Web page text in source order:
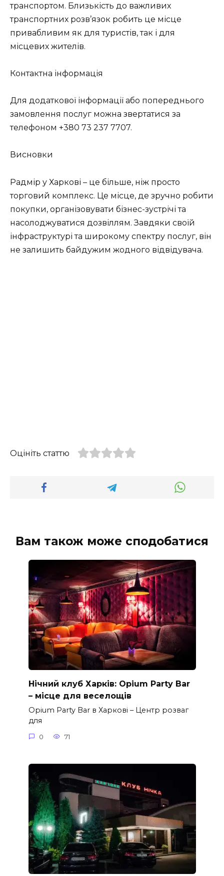
транспортом. Близькість до важливих
транспортних розв’язок робить це місце
привабливим як для туристів, так і для
місцевих жителів.
Контактна інформація
Для додаткової інформації або попереднього
замовлення послуг можна звертатися за
телефоном +380 73 237 7707.
Висновки
Радмір у Харкові – це більше, ніж просто
торговий комплекс. Це місце, де зручно робити
покупки, організовувати бізнес-зустрічі та
насолоджуватися дозвіллям. Завдяки своїй
інфраструктурі та широкому спектру послуг, він
не залишить байдужим жодного відвідувача.
Оцініть статтю
Вам також може сподобатися
Нічний клуб Харків: Opium Party Bar
– місце для веселощів
Opium Party Bar в Харкові – Центр розваг
для
0 71